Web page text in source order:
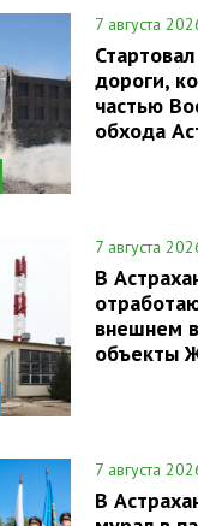
7 августа
дороги,
частью
обхода
7 августа
В
внешнем
объекты
7 августа
В